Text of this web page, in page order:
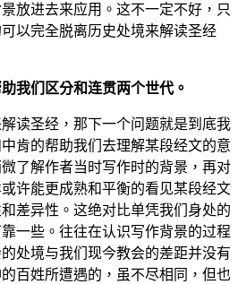
放进去来应用。这不一定不好，只
以完全脱离历史处境来解读圣经
我们区分和连贯两个世代。
读圣经，那下一个问题就是到底我
肯的帮助我们去理解某段经文的意
了解作者当时写作时的背景，再对
许能更成熟和平衡的看见某段经文
差异性。这绝对比单凭我们身处的
一些。往往在认识写作背景的过程
处境与我们现今教会的差距并没有
百姓所遭遇的，虽不尽相同，但也